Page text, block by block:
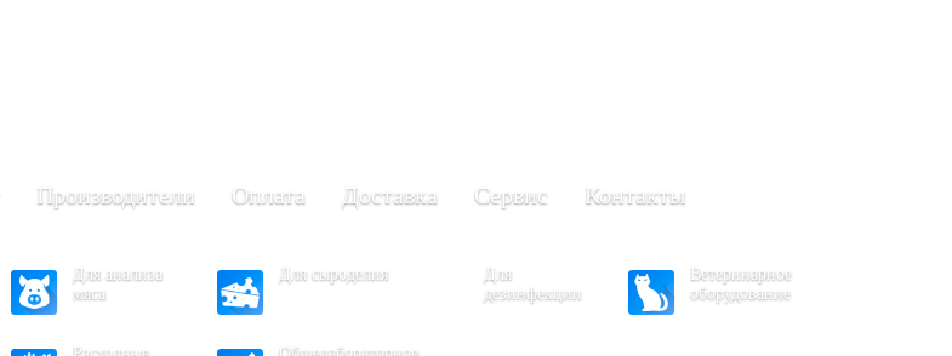
Производители Оплата Доставка Сервис Контакты
Для анализа
мяса
Для сыроделия
Для
дезинфекции
Ветеринарное
оборудование